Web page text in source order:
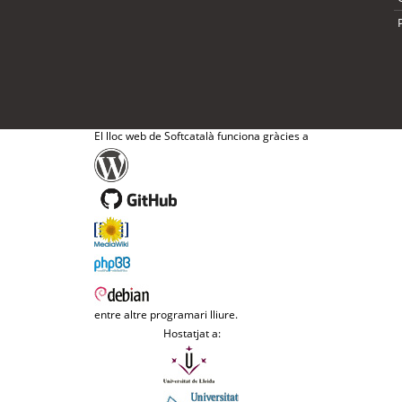
El lloc web de Softcatalà funciona gràcies a
entre altre programari lliure.
Hostatjat a: